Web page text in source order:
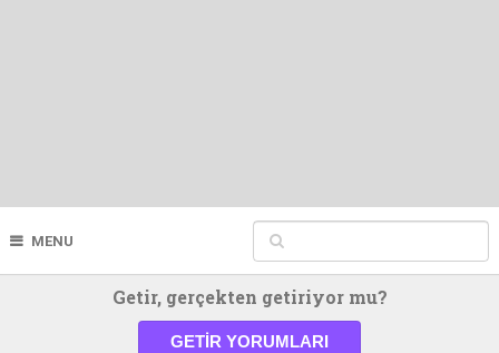
MENU
Getir, gerçekten getiriyor mu?
GETIR YORUMLARI